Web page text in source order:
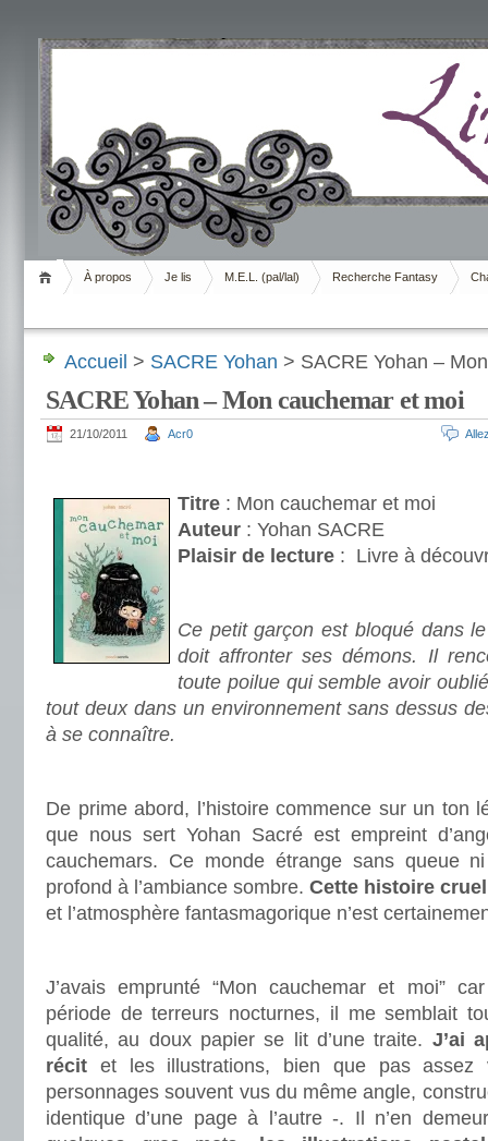
Livrement
À propos Je lis M.E.L. (pal/lal) Recherche Fantasy
Accueil > SACRE Yohan > SACRE Yohan –
SACRE Yohan – Mon cauchemar et moi
21/10/2011 Acr0
Titre : Mon cauchemar et moi
Auteur : Yohan SACRE
Plaisir de lecture : Livre à
Ce petit garçon est bloqué dans
doit affronter ses démons. Il
toute poilue qui semble avoir
tout deux dans un environnement sans dessus
à se connaître.
De prime abord, l’histoire commence sur un ton
que nous sert Yohan Sacré est empreint
cauchemars. Ce monde étrange sans queue
profond à l’ambiance sombre. Cette histoire
et l’atmosphère fantasmagorique n’est
J’avais emprunté “Mon cauchemar et moi”
période de terreurs nocturnes, il me semblait
qualité, au doux papier se lit d’une traite. J’ai
récit et les illustrations, bien que pas
personnages souvent vus du même angle,
identique d’une page à l’autre -. Il n’en